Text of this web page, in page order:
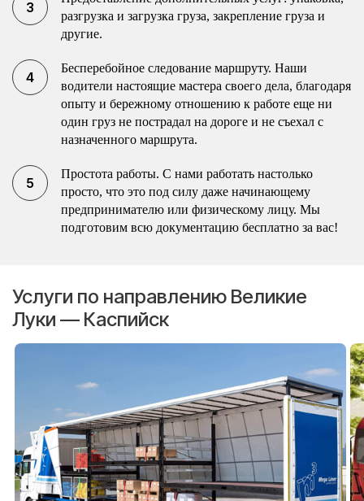
разгрузка и загрузка груза, закрепление груза и
другие.
Бесперебойное следование маршруту. Наши
водители настоящие мастера своего дела, благодаря
опыту и бережному отношению к работе еще ни
один груз не пострадал на дороге и не съехал с
назначенного маршрута.
Простота работы. С нами работать настолько
просто, что это под силу даже начинающему
предпринимателю или физическому лицу. Мы
подготовим всю документацию бесплатно за вас!
Услуги по направлению Великие
Луки — Каспийск